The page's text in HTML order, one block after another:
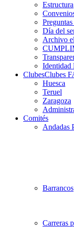
Estructura
Día del
Archivo
Identidad
ClubesClubes
Huesca
Teruel
Zaragoza
Comités
Andadas
Barrancos
Carreras